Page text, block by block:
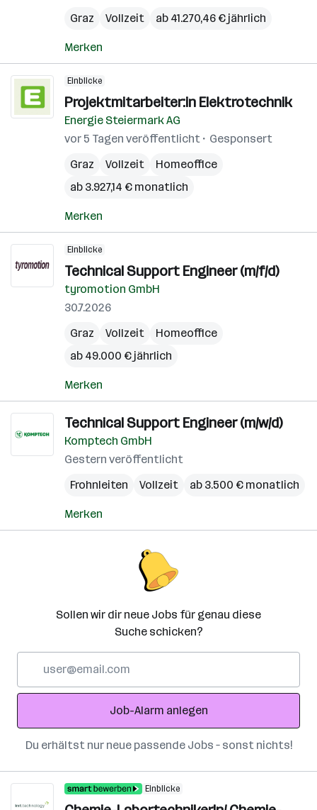
Graz
Vollzeit ab 41.270,46 € jährlich
Merken
Einblicke
Projektmitarbeiter:in Elektrotechnik
Energie Steiermark AG
vor 5 Tagen veröffentlicht
Gesponsert
Graz
Vollzeit
Homeoffice
ab 3.927,14 € monatlich
Merken
Einblicke
Technical Support Engineer (m/f/d)
tyromotion GmbH
30.7.2026
Graz
Vollzeit
Homeoffice
ab 49.000 € jährlich
Merken
Technical Support Engineer (m/w/d)
Komptech GmbH
Gestern veröffentlicht
Frohnleiten
Vollzeit ab 3.500 € monatlich
Merken
Sollen wir dir neue Jobs für genau diese
Suche schicken?
Adresse
Job-Alarm anlegen
Du erhältst nur neue passende Jobs – sonst nichts!
Einblicke